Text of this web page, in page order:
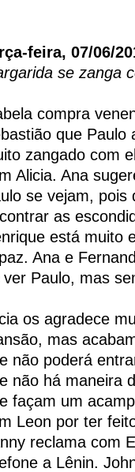
feira, 07/06/
se zanga
compra
que Paulo
zangado com
Alicia. Ana
se vejam, pois
as
está muito
Ana e
ver Paulo, mas
os agradece
mas
não poderá
não há maneira
façam um
Leon por ter
reclama com
a Lênin.